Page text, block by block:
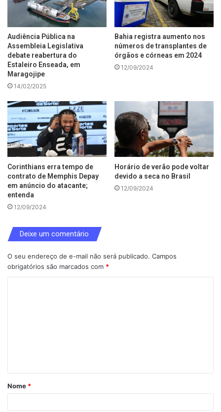
Audiência Pública na
Assembleia Legislativa
debate reabertura do
Estaleiro Enseada, em
Maragojipe
14/02/2025
Bahia registra aumento nos
números de transplantes de
órgãos e córneas em 2024
12/09/2024
Corinthians erra tempo de
contrato de Memphis Depay
em anúncio do atacante;
entenda
12/09/2024
Horário de verão pode voltar
devido a seca no Brasil
12/09/2024
Deixe um comentário
O seu endereço de e-mail não será publicado. Campos
obrigatórios são marcados com *
á
r
Nome *